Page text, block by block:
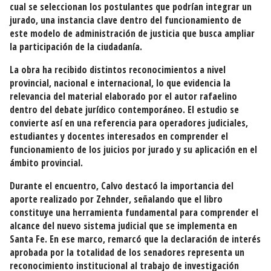
cual se seleccionan los postulantes que podrían integrar un
jurado, una instancia clave dentro del funcionamiento de
este modelo de administración de justicia que busca ampliar
la participación de la ciudadanía.
La obra ha recibido distintos reconocimientos a nivel
provincial, nacional e internacional, lo que evidencia la
relevancia del material elaborado por el autor rafaelino
dentro del debate jurídico contemporáneo. El estudio se
convierte así en una referencia para operadores judiciales,
estudiantes y docentes interesados en comprender el
funcionamiento de los juicios por jurado y su aplicación en el
ámbito provincial.
Durante el encuentro, Calvo destacó la importancia del
aporte realizado por Zehnder, señalando que el libro
constituye una herramienta fundamental para comprender el
alcance del nuevo sistema judicial que se implementa en
Santa Fe. En ese marco, remarcó que la declaración de interés
aprobada por la totalidad de los senadores representa un
reconocimiento institucional al trabajo de investigación